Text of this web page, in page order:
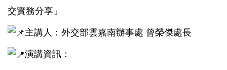
交實務分享」
主講人：外交部雲嘉南辦事處 曾榮傑處長
演講資訊：